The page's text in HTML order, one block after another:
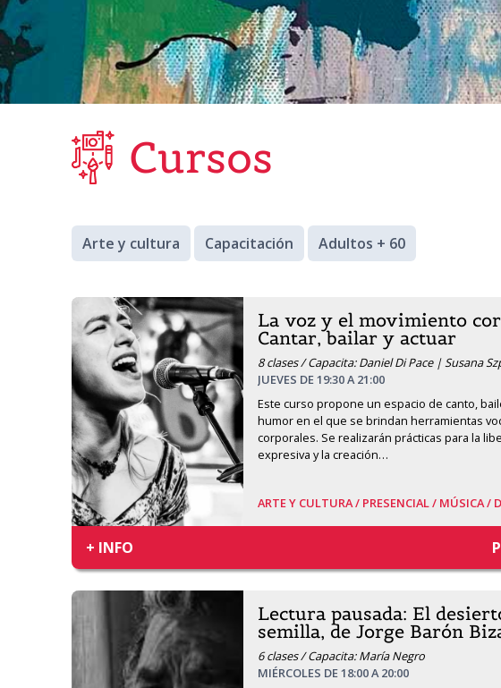
Cursos
Arte y cultura Capacitación Adultos + 60
La voz y el movimiento
Cantar, bailar y actuar
8 clases / Capacita: Daniel Di Pace | Susana
JUEVES DE 19:30 A 21:00
Este curso propone un espacio de canto,
humor en el que se brindan herramientas
corporales. Se realizarán prácticas para la
expresiva y la creación…
ARTE Y CULTURA / PRESENCIAL / MÚSICA /
+ INFO
Lectura pausada: El
semilla, de Jorge Barón
6 clases / Capacita: María Negro
MIÉRCOLES DE 18:00 A 20:00